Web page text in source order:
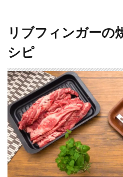
リブフィンガーの
シピ